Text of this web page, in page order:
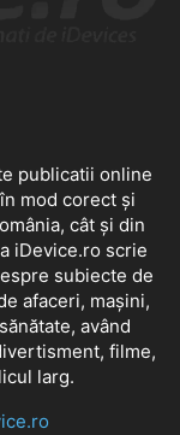
publicatii online
mod corect și
cât și din
iDevice.ro scrie
subiecte de
afaceri, mașini,
având
filme,
larg.